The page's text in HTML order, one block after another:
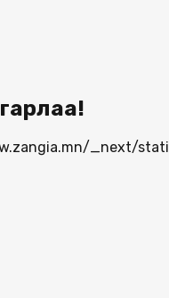
_next/